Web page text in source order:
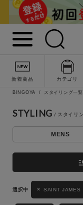
新着商品 カテゴリ
キーワード
性別
MENS
BINGOYA スタイリング一覧
STYLING
MENS
SAINT JAMES